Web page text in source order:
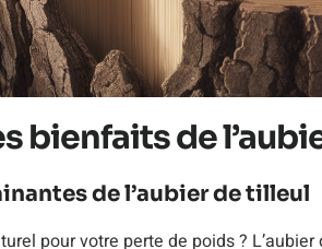
bienfaits de
de l’aubier de tilleul
pour votre perte de poids ?